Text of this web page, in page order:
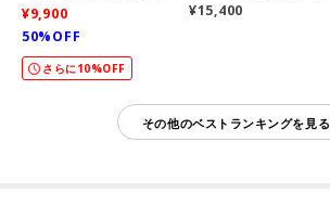
¥9,900
50%OFF
さらに10%OFF
¥15,400
その他のベストランキングを見る